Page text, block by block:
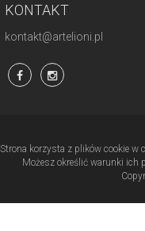
KONTAKT
kontakt@artelioni.pl
Strona korzysta z plików cookie w
Możesz określić warunki ich